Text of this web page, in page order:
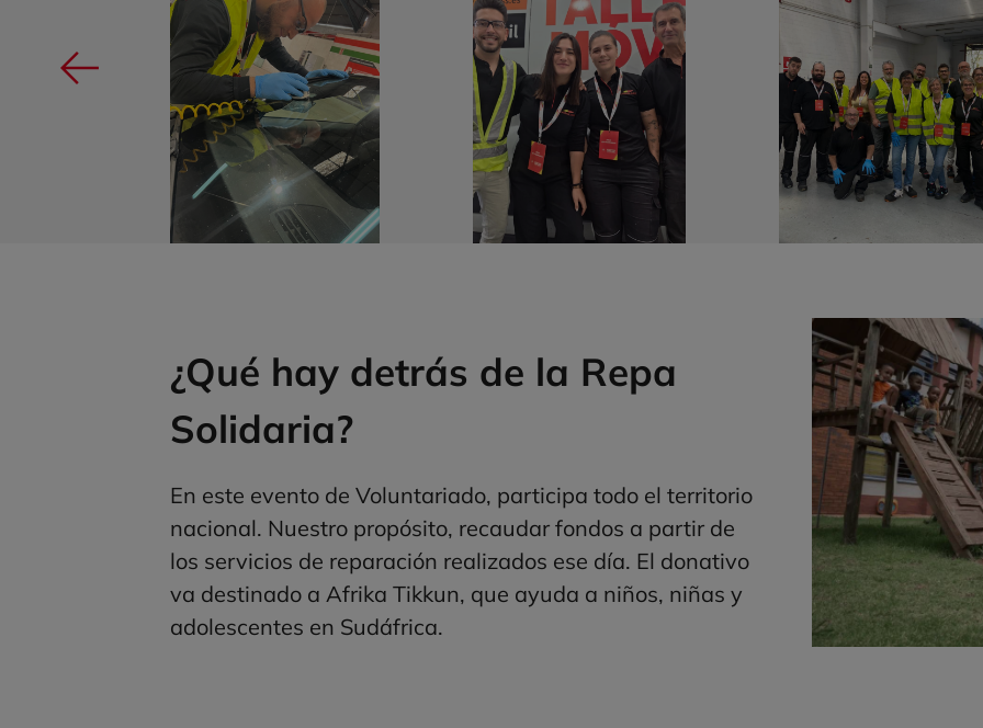
¿Qué hay detrás de la Repa
Solidaria?
En este evento de Voluntariado, participa todo el territorio
nacional. Nuestro propósito, recaudar fondos a partir de
los servicios de reparación realizados ese día. El donativo
va destinado a Afrika Tikkun, que ayuda a niños, niñas y
adolescentes en Sudáfrica.